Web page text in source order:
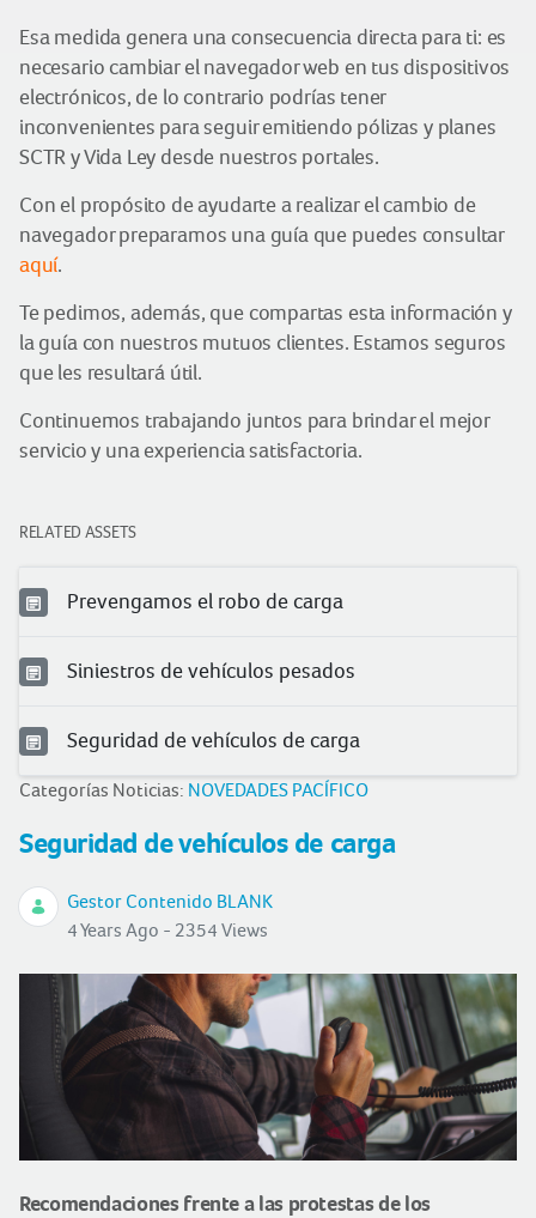
Esa medida genera una consecuencia directa para ti: es
necesario cambiar el navegador web en tus dispositivos
electrónicos, de lo contrario podrías tener
inconvenientes para seguir emitiendo pólizas y planes
SCTR y Vida Ley desde nuestros portales.
Con el propósito de ayudarte a realizar el cambio de
navegador preparamos una guía que puedes consultar
aquí.
Te pedimos, además, que compartas esta información y
la guía con nuestros mutuos clientes. Estamos seguros
que les resultará útil.
Continuemos trabajando juntos para brindar el mejor
servicio y una experiencia satisfactoria.
RELATED ASSETS
Prevengamos el robo de carga
Siniestros de vehículos pesados
Seguridad de vehículos de carga
Categorías Noticias: NOVEDADES PACÍFICO
Seguridad de vehículos de carga
Gestor Contenido BLANK
4 Years Ago - 2354 Views
Recomendaciones frente a las protestas de los